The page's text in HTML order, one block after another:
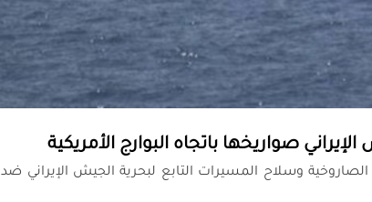
صواريخها باتجاه البوارج الأمريكية
الصاروخية وسلاح المسيرات التابع لبحرية الجيش الإيراني ضد